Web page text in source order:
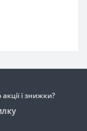
і знижки?